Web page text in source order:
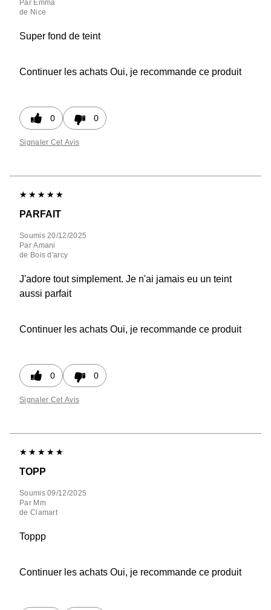
Par Emma
de Nice
Super fond de teint
Continuer les achats Oui, je recommande ce produit
0 0
Signaler Cet Avis
PARFAIT
Soumis20/12/2025
Par Amani
de Bois d'arcy
J'adore tout simplement. Je n'ai jamais eu un teint
aussi parfait
Continuer les achats Oui, je recommande ce produit
0 0
Signaler Cet Avis
TOPP
Soumis09/12/2025
Par Mm
de Clamart
Toppp
Continuer les achats Oui, je recommande ce produit